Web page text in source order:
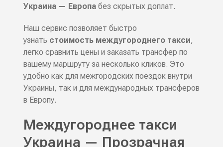
Украина — Европабез скрытых доплат.
Наш сервис позволяет быстро
узнать стоимость междугороднего такси,
легко сравнить цены и заказать трансфер по
вашему маршруту за несколько кликов. Это
удобно как для межгородских поездок внутри
Украины, так и для международных трансферов
в Европу.
Междугороднее такси
Украина — Прозрачная